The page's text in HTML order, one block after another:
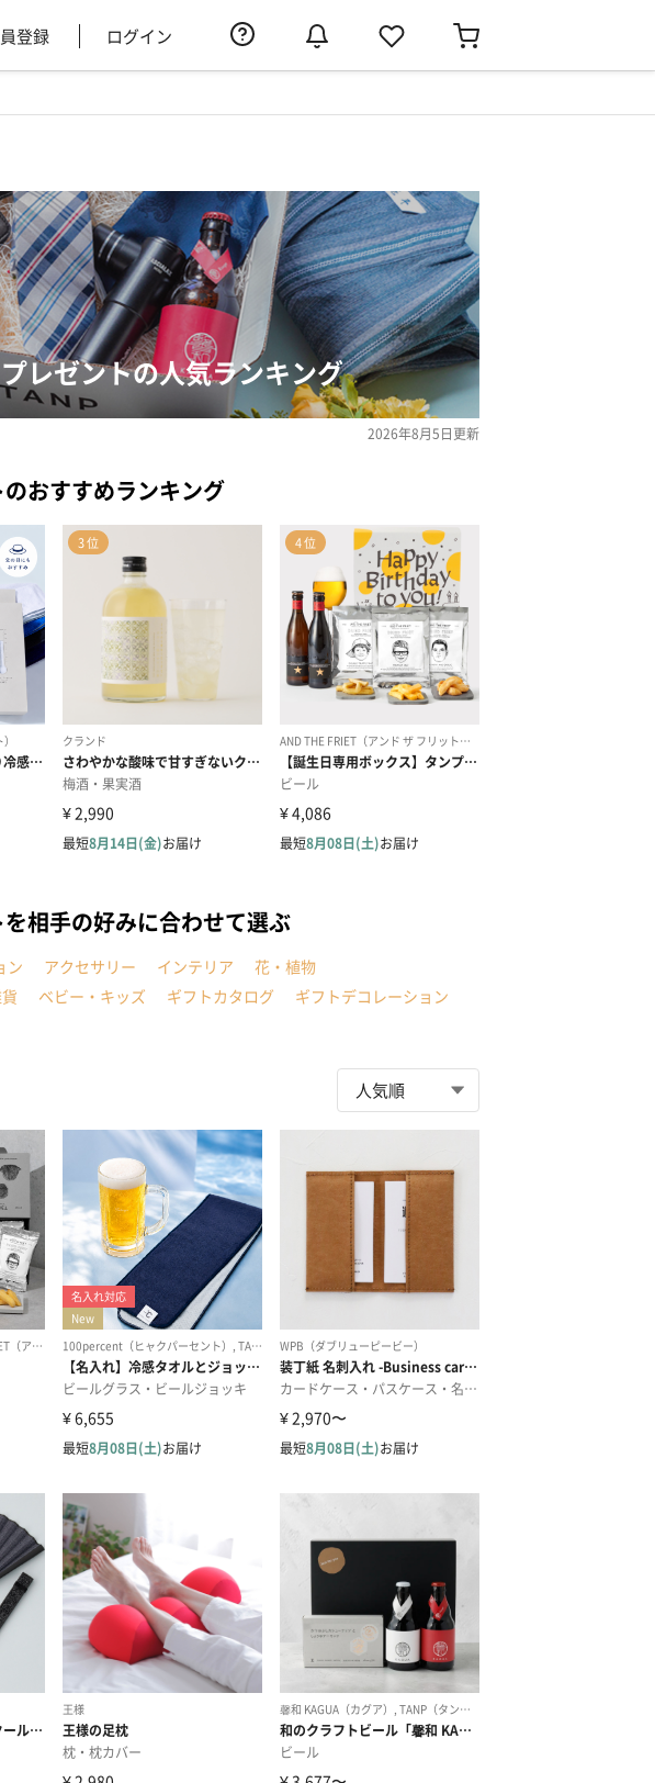
登録 ログイン
レゼントの人気ランキング
2026年8月5日更新
おすすめランキング
相手の好みに合わせて選ぶ
ン アクセサリー インテリア
花・植物
ベビー・キッズ ギフトカタログ ギフトデコレーション